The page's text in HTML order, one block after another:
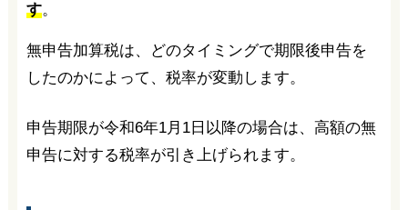
す。
無申告加算税は、どのタイミングで期限後申告を
したのかによって、税率が変動します。
申告期限が令和6年1月1日以降の場合は、高額の無
申告に対する税率が引き上げられます。